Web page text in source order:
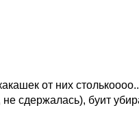
от них
не сдержалась), буит